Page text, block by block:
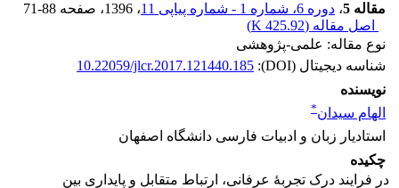
مقاله 5
، دوره 6، شماره 1 - شماره پیاپی 11 ، 1396 ، صفحه 71-88
اصل مقاله (425.92 K
)
نوع مقاله: علمی-پژوهشی
شناسه دیجیتال (DOI):
10.22059/jlcr.2017.121440.185
نویسنده
الهام سیدان*
استادیار زبان و ادبیات فارسی دانشگاه اصفهان
چکیده
در فرایند درک تجربۀ عرفانی، ارتباط متقابل و پایداری بین